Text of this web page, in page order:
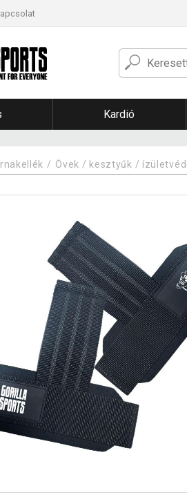
Kardió
Övek / kesztyűk /